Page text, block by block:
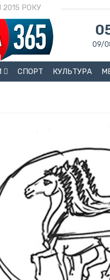
РОКУ
09/
СПОРТ КУЛЬТУРА